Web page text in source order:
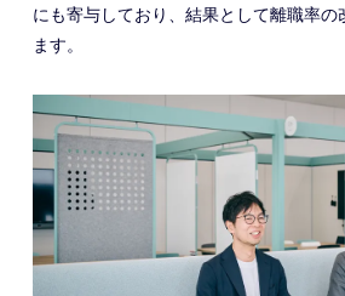
にも寄与しており、結果として離職率の
ます。